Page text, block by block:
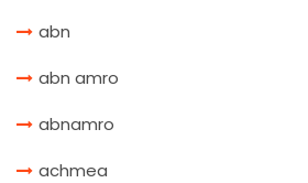
abn
abn amro
abnamro
achmea